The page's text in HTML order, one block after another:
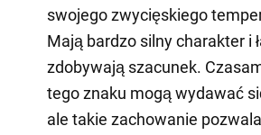
swojego zwycięskiego
Mają bardzo silny charakter i
zdobywają szacunek.
tego znaku mogą wydawać
ale takie zachowanie